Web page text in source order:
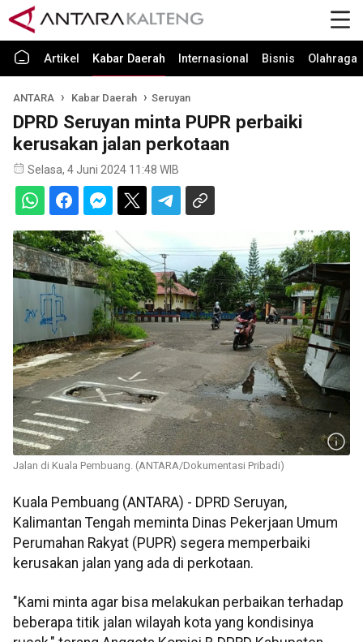
Artikel Kabar Daerah Internasional Bisnis Olahraga
ANTARA Kabar Daerah Seruyan
DPRD Seruyan minta PUPR perbaiki
kerusakan jalan perkotaan
Selasa, 4 Juni 2024 11:48 WIB
Jalan di Kuala Pembuang. (ANTARA/Dokumentasi Pribadi)
Kuala Pembuang (ANTARA) - DPRD Seruyan,
Kalimantan Tengah meminta Dinas Pekerjaan Umum
Perumahan Rakyat (PUPR) segera memperbaiki
kerusakan jalan yang ada di perkotaan.
"Kami minta agar bisa melakukan perbaikan terhadap
beberapa titik jalan wilayah kota yang kondisinya